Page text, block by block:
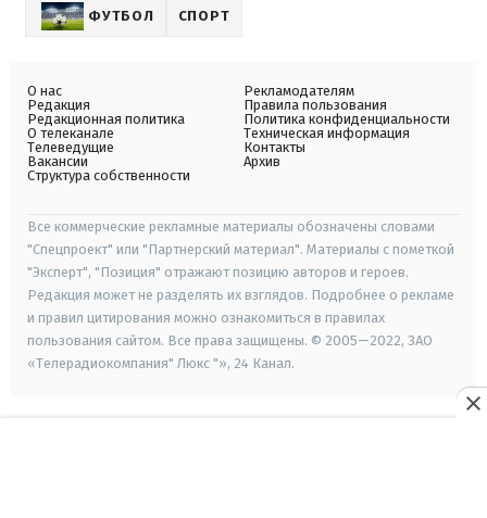
ФУТБОЛ СПОРТ
О нас
Редакция
Редакционная политика
О телеканале
Телеведущие
Вакансии
Структура собственности
Рекламодателям
Правила пользования
Политика конфиденциальности
Техническая информация
Контакты
Архив
Все коммерческие рекламные материалы обозначены словами
"Спецпроект" или "Партнерский материал". Материалы с пометкой
"Эксперт", "Позиция" отражают позицию авторов и героев.
Редакция может не разделять их взглядов. Подробнее о рекламе
и правил цитирования можно ознакомиться в правилах
пользования сайтом. Все права защищены. © 2005—2022, ЗАО
«Телерадиокомпания" Люкс "», 24 Канал.